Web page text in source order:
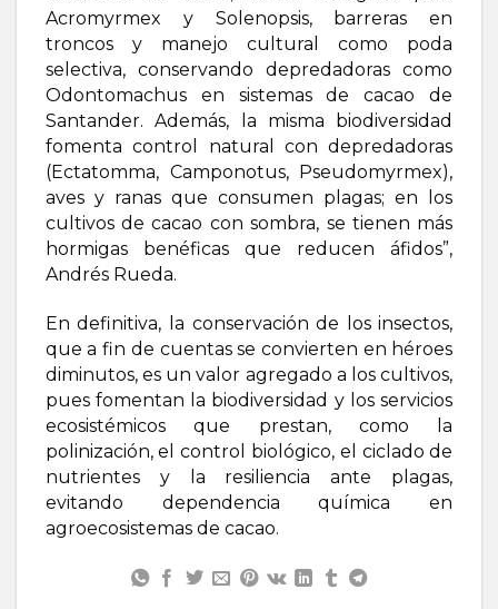
Acromyrmex y Solenopsis, barreras en
troncos y manejo cultural como poda
selectiva, conservando depredadoras como
Odontomachus en sistemas de cacao de
Santander. Además, la misma biodiversidad
fomenta control natural con depredadoras
(Ectatomma, Camponotus, Pseudomyrmex),
aves y ranas que consumen plagas; en los
cultivos de cacao con sombra, se tienen más
hormigas benéficas que reducen áfidos”,
Andrés Rueda.
En definitiva, la conservación de los insectos,
que a fin de cuentas se convierten en héroes
diminutos, es un valor agregado a los cultivos,
pues fomentan la biodiversidad y los servicios
ecosistémicos que prestan, como la
polinización, el control biológico, el ciclado de
nutrientes y la resiliencia ante plagas,
evitando dependencia química en
agroecosistemas de cacao.